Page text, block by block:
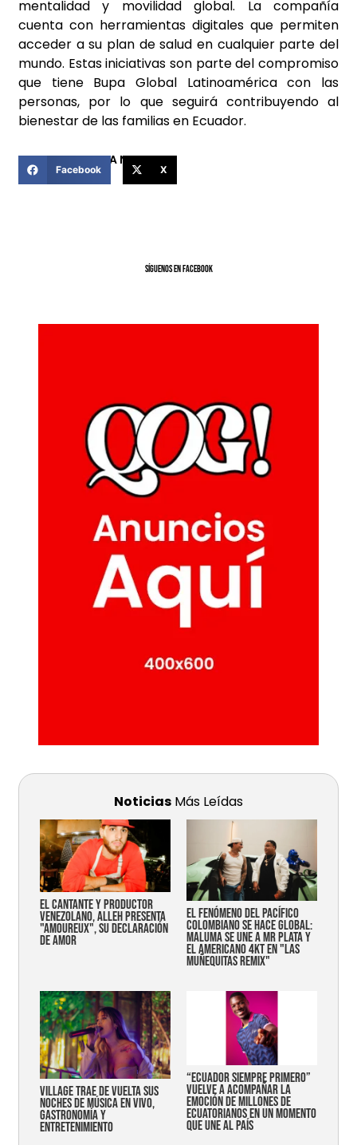
mentalidad y movilidad global. La compañía
cuenta con herramientas digitales que permiten
acceder a su plan de salud en cualquier parte del
mundo. Estas iniciativas son parte del compromiso
que tiene Bupa Global Latinoamérica con las
personas, por lo que seguirá contribuyendo al
bienestar de las familias en Ecuador.
COMPARTIR ESTA NOTICIA
Facebook X
SíGUENOS EN FACEBOOK
Noticias Más Leídas
EL CANTANTE Y PRODUCTOR
VENEZOLANO, ALLEH PRESENTA
"AMOUREUX", SU DECLARACIÓN
DE AMOR
EL FENÓMENO DEL PACÍFICO
COLOMBIANO SE HACE GLOBAL:
MALUMA SE UNE A MR PLATA Y
EL AMERICANO 4KT EN "LAS
MUÑEQUITAS REMIX"
Village trae de vuelta sus
noches de música en vivo,
gastronomía y
entretenimiento
“Ecuador siempre primero”
vuelve a acompañar la
emoción de millones de
ecuatorianos en un momento
que une al país